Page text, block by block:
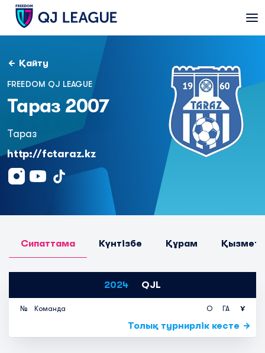
Қайту
FREEDOM QJ LEAGUE
Тараз 2007
Тараз
http://fctaraz.kz
Сипаттама Күнтізбе Құрам
2024 QJL
№ Команда О ГА Ұ
Толық турнирлік кесте